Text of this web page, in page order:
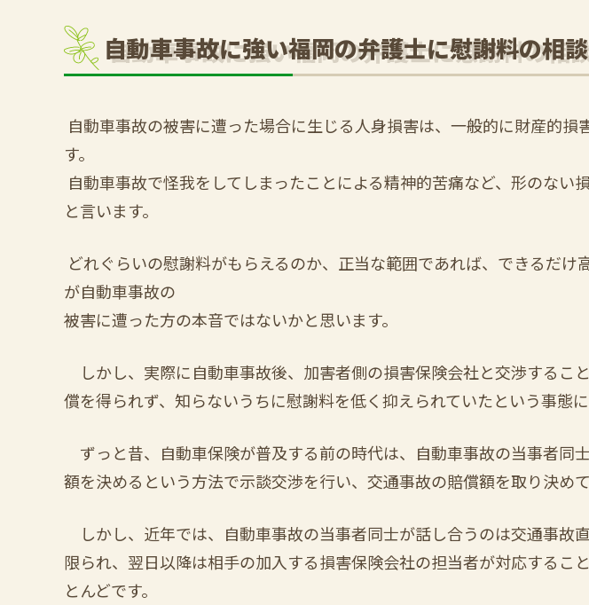
自動車事故に強い福岡の弁護士に慰謝料の相
自動車事故の被害に遭った場合に生じる人身損害は、一般的に財産的損
す。
自動車事故で怪我をしてしまったことによる精神的苦痛など、形のない
と言います。
どれぐらいの慰謝料がもらえるのか、正当な範囲であれば、できるだけ
が自動車事故の
被害に遭った方の本音ではないかと思います。
しかし、実際に自動車事故後、加害者側の損害保険会社と交渉するこ
償を得られず、知らないうちに慰謝料を低く抑えられていたという事
ずっと昔、自動車保険が普及する前の時代は、自動車事故の当事者同
額を決めるという方法で示談交渉を行い、交通事故の賠償額を取り決めて
しかし、近年では、自動車事故の当事者同士が話し合うのは交通事故
限られ、翌日以降は相手の加入する損害保険会社の担当者が対応するこ
とんどです。